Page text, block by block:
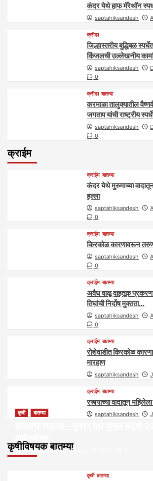
कंदर येथे हाफ मॅरेथॉन
saptahiksandesh
क्रीडा
जिल्हास्तरीय बुद्धिबळ
किंजलची उल्लेखनीय
saptahiksandesh
0
क्रीडा बातम्या
करमाळा तालुक्यातील
जगताप यांची राष्ट्रीय
saptahiksandesh
0
क्राईम
क्राईम बातम्या
कंदर येथे मुरुमाच्या
हल्ला
saptahiksandesh
0
क्राईम बातम्या
किरकोळ कारणावरून
saptahiksandesh
0
क्राईम बातम्या
अवैध वाळू वाहतूक
तिघांची निर्दोष मुक्तता…
saptahiksandesh
0
क्राईम बातम्या
रोशेवाडीत किरकोळ
मारहाण
saptahiksandesh
क्राईम बातम्या
रस्त्याच्या वादातून
saptahiksandesh
कृषीविषयक बातम्या
कृषी बातम्या
saptahiksandesh
कृषी बातम्या